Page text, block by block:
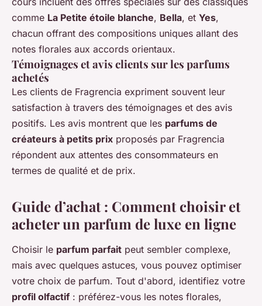
comme La Petite étoile blanche, Bella, et Yes,
chacun offrant des compositions uniques allant des
notes florales aux accords orientaux.
Témoignages et avis clients sur les parfums
achetés
Les clients de Fragrencia expriment souvent leur
satisfaction à travers des témoignages et des avis
positifs. Les avis montrent que les parfums de
créateurs à petits prix proposés par Fragrencia
répondent aux attentes des consommateurs en
termes de qualité et de prix.
Guide d’achat : Comment choisir et
acheter un parfum de luxe en ligne
Choisir le parfum parfait peut sembler complexe,
mais avec quelques astuces, vous pouvez optimiser
votre choix de parfum. Tout d'abord, identifiez votre
profil olfactif : préférez-vous les notes florales,